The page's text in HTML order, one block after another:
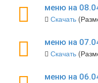
меню на
Скачать
меню на
Скачать
меню на